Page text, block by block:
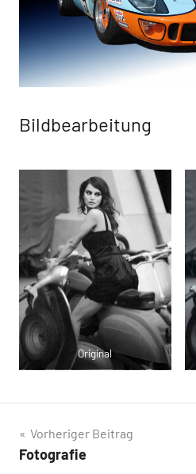
Bildbearbeitung
Original
Beitrags-
Vorheriger Beitrag
Fotografie